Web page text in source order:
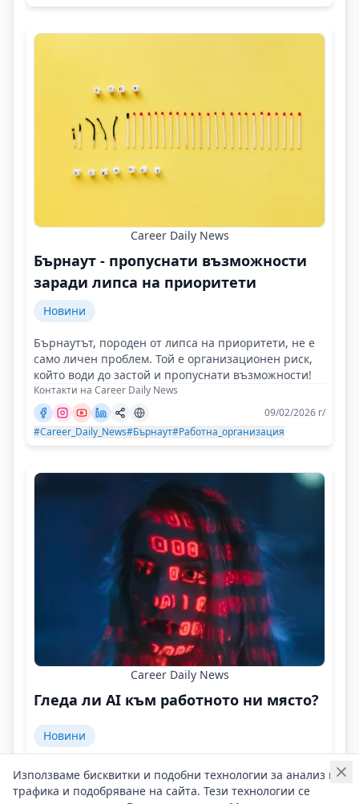
Career Daily News
Бърнаут - пропуснати възможности
заради липса на приоритети
Новини
Бърнаутът, породен от липса на приоритети, не е
само личен проблем. Той е организационен риск,
който води до застой и пропуснати възможности!
Контакти на Career Daily News
09/02/2026 г/
#Career_Daily_News#Бърнаут#Работна_организация
Career Daily News
Гледа ли AI към работното ни място?
Новини
AI не спира да учи. А, вие?
Контакти на Career Daily News
Използваме бисквитки и подобни технологии за анализ на
трафика и подобряване на сайта. Тези технологии се